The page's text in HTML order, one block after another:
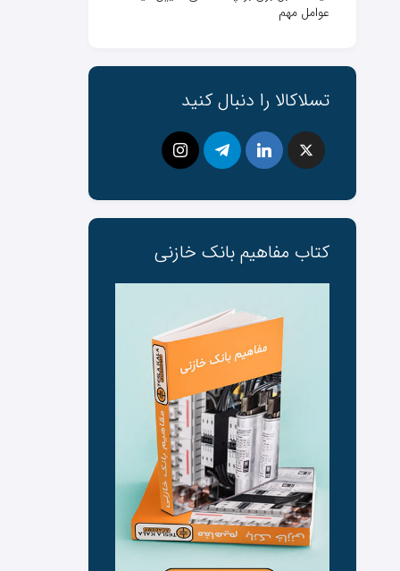
عوامل مهم
تسلاکالا را دنبال کنید
کتاب مفاهیم بانک ‌خازنی